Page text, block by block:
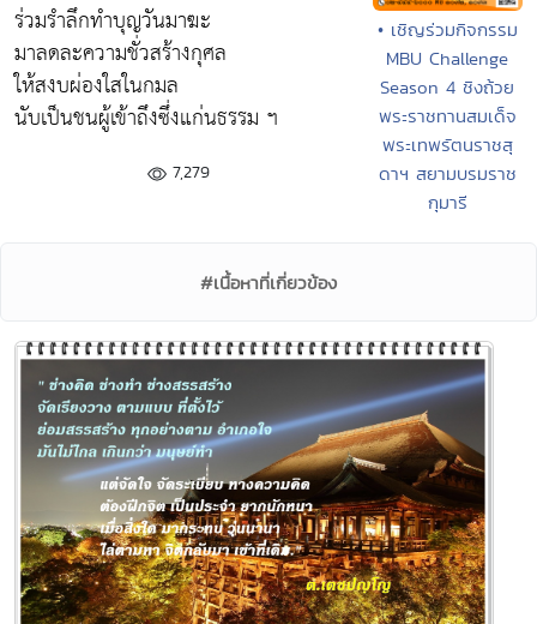
ร่วมรำลึกทำบุญวันมาฆะ
มาลดละความชั่วสร้างกุศล
ให้สงบผ่องใสในกมล
นับเป็นชนผู้เข้าถึงซึ่งแก่นธรรม ฯ
7,279
• เชิญร่วมกิจกรรม
MBU Challenge
Season 4 ชิงถ้วย
พระราชทานสมเด็จ
พระเทพรัตนราชสุ
ดาฯ สยามบรมราช
กุมารี
#เนื้อหาที่เกี่ยวข้อง